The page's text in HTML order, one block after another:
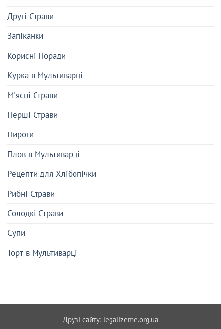
Другі Страви
Запіканки
Корисні Поради
Курка в Мультиварці
М'ясні Страви
Перші Страви
Пироги
Плов в Мультиварці
Рецепти для Хлібопічки
Рибні Страви
Солодкі Страви
Супи
Торт в Мультиварці
Друзі сайту: legalizeme.org.ua